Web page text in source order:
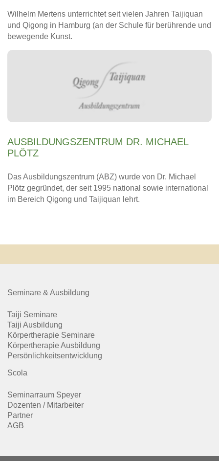
Wilhelm Mertens unterrichtet seit vielen Jahren Taijiquan
und Qigong in Hamburg (an der Schule für berührende und
bewegende Kunst.
AUSBILDUNGSZENTRUM DR. MICHAEL
PLÖTZ
Das Ausbildungszentrum (ABZ) wurde von Dr. Michael
Plötz gegründet, der seit 1995 national sowie international
im Bereich Qigong und Taijiquan lehrt.
Seminare & Ausbildung
Taiji Seminare
Taiji Ausbildung
Körpertherapie Seminare
Körpertherapie Ausbildung
Persönlichkeitsentwicklung
Scola
Seminarraum Speyer
Dozenten / Mitarbeiter
Partner
AGB